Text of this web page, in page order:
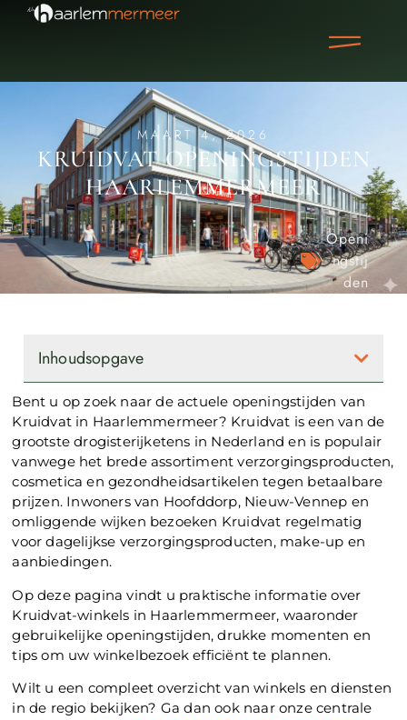
MAART 4, 2026
KRUIDVAT OPENINGSTIJDEN
HAARLEMMERMEER
Openi
ngstij
den
Bent u op zoek naar de actuele openingstijden van
Kruidvat in Haarlemmermeer? Kruidvat is een van de
grootste drogisterijketens in Nederland en is populair
vanwege het brede assortiment verzorgingsproducten,
cosmetica en gezondheidsartikelen tegen betaalbare
prijzen. Inwoners van Hoofddorp, Nieuw-Vennep en
omliggende wijken bezoeken Kruidvat regelmatig
voor dagelijkse verzorgingsproducten, make-up en
aanbiedingen.
Op deze pagina vindt u praktische informatie over
Kruidvat-winkels in Haarlemmermeer, waaronder
gebruikelijke openingstijden, drukke momenten en
tips om uw winkelbezoek efficiënt te plannen.
Wilt u een compleet overzicht van winkels en diensten
in de regio bekijken? Ga dan ook naar onze centrale
Inhoudsopgave